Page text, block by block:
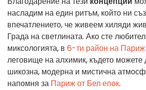
насладим на един ритъм, който ни
впечатлението, че живеем хиляди
Града на светлината. Ако сте
миксологията, в 6-ти район на Париж
леговище на алхимик, където можете
шикозна, модерна и мистична
напомня за Париж от Бел епок.